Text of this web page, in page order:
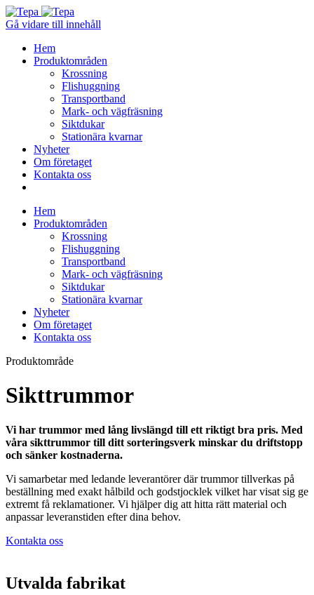
Gå vidare till innehåll
Hem
Produktområden
Krossning
Flishuggning
Transportband
Mark- och vägfräsning
Siktdukar
Stationära kvarnar
Nyheter
Om företaget
Kontakta oss
Hem
Produktområden
Krossning
Flishuggning
Transportband
Mark- och vägfräsning
Siktdukar
Stationära kvarnar
Nyheter
Om företaget
Kontakta oss
Produktområde
Sikttrummor
Vi har trummor med lång livslängd till ett riktigt bra pris. Med
våra sikttrummor till ditt sorteringsverk minskar du driftstopp
och sänker kostnaderna.
Vi samarbetar med ledande leverantörer där trummor tillverkas på
beställning med exakt hålbild och godstjocklek vilket har visat sig ge
extremt få reklamationer. Vi hjälper dig att hitta rätt material och
anpassar leveranstiden efter dina behov.
Kontakta oss
Utvalda fabrikat